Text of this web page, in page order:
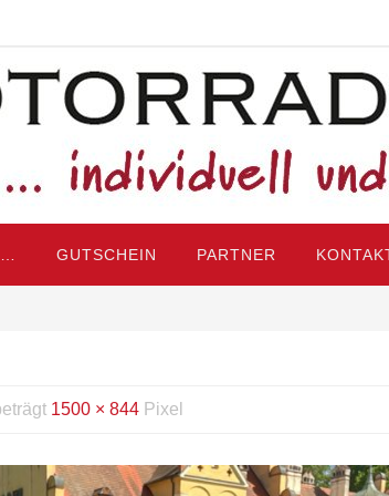
GUTSCHEIN PARTNER
1500 × 844 Pixel